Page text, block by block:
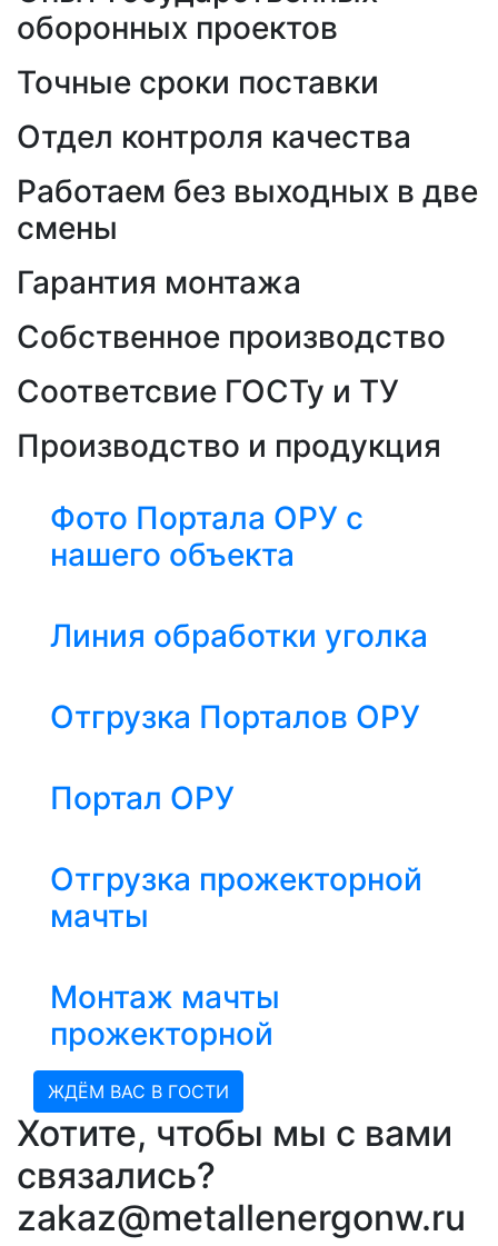
оборонных проектов
Точные сроки поставки
Отдел контроля качества
Работаем без выходных в две
смены
Гарантия монтажа
Собственное производство
Соответсвие ГОСТу и ТУ
Производство и продукция
Фото Портала ОРУ с
нашего объекта
Линия обработки уголка
Отгрузка Порталов ОРУ
Портал ОРУ
Отгрузка прожекторной
мачты
Монтаж мачты
прожекторной
ЖДЁМ ВАС В ГОСТИ
Хотите, чтобы мы с вами
связались?
zakaz@metallenergonw.ru